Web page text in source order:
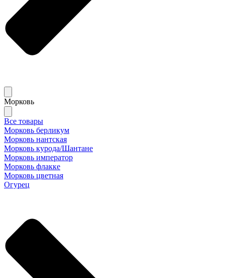
Морковь
Все товары
Морковь берликум
Морковь нантская
Морковь курода/Шантане
Морковь император
Морковь флакке
Морковь цветная
Огурец